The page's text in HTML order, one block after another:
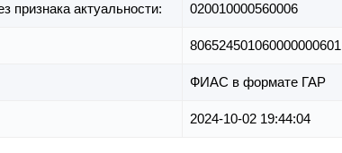
признака актуальности: 020010000560006
806524501060000000601
ФИАС в формате ГАР
2024-10-02 19:44:04